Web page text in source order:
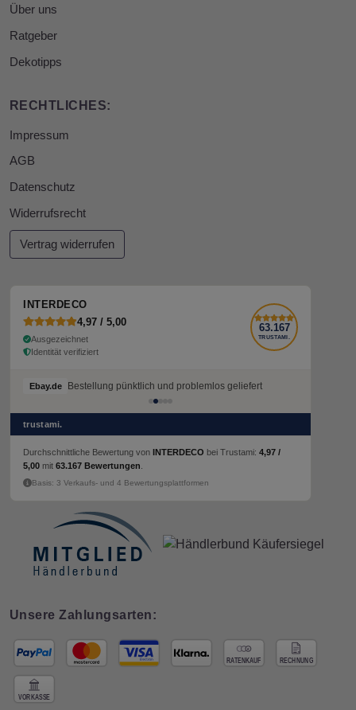
Über uns
Ratgeber
Dekotipps
RECHTLICHES:
Impressum
AGB
Datenschutz
Widerrufsrecht
Vertrag widerrufen
INTERDECO
4,97 / 5,00
Ausgezeichnet
Identität verifiziert
63.167
TRUSTAMI.
Ebay.de Bestellung pünktlich und problemlos geliefert
trustami.
Durchschnittliche Bewertung von INTERDECO bei Trustami: 4,97 /
5,00 mit 63.167 Bewertungen
Basis: 3 Verkaufs- und 4 Bewertungsplattformen
Unsere Zahlungsarten: